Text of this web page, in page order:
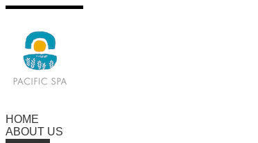
HOME
ABOUT US